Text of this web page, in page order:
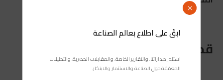
قد يعجبك ايضا
ابقَ على اطلاع بعالم الصناعة
استلم إصداراتنا، والتقارير الخاصة، والمقابلات الحصرية، والتحليلات
المعمّقة حول الصناعة والاستثمار والابتكار.
×